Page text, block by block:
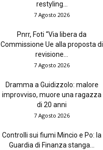
restyling...
7 Agosto 2026
Pnrr, Foti “Via libera da
Commissione Ue alla proposta di
revisione...
7 Agosto 2026
Dramma a Guidizzolo: malore
improvviso, muore una ragazza
di 20 anni
7 Agosto 2026
Controlli sui fiumi Mincio e Po: la
Guardia di Finanza stanga...